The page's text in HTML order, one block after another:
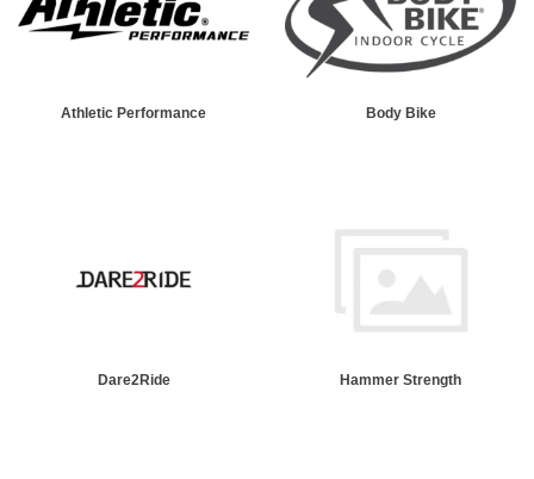
Athletic Performance Body Bike
Dare2Ride Hammer Strength